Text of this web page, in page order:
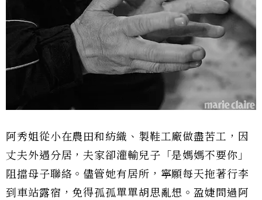
阿秀姐從小在農田和紡織、製鞋工廠做盡苦工，因
丈夫外遇分居，夫家卻灌輸兒子「是媽媽不要你」
阻擋母子聯絡。儘管她有居所，寧願每天拖著行李
到車站露宿，免得孤孤單單胡思亂想。盈婕問過阿